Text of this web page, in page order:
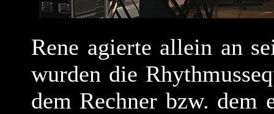
Rene agierte allein an
wurden die
dem Rechner bzw. dem